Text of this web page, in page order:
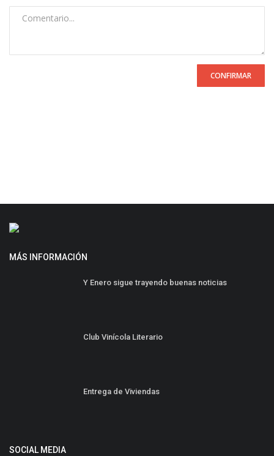
CONFIRMAR
MÁS INFORMACIÓN
Y Enero sigue trayendo buenas noticias
Club Vinícola Literario
Entrega de Viviendas
SOCIAL MEDIA